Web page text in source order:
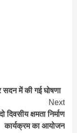
में की गई घोषणा
Next
क्षमता निर्माण
कार्यक्रम का आयोजन